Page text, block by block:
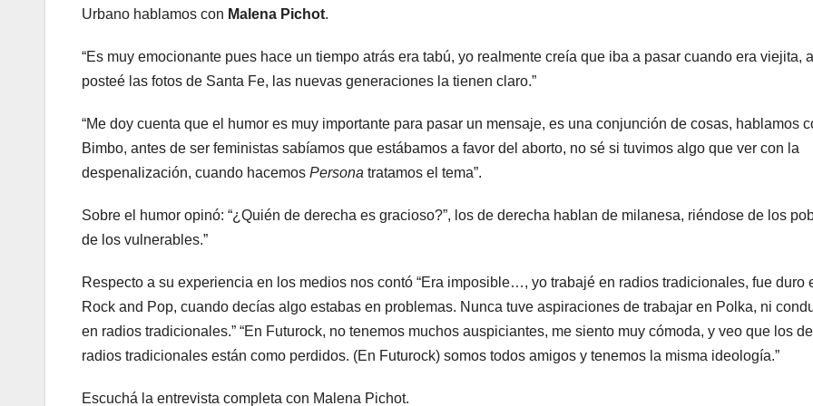
Urbano hablamos con Malena Pichot.
“Es muy emocionante pues hace un tiempo atrás era tabú, yo realmente creía que iba a pasar cuando era viejita,
posteé las fotos de Santa Fe, las nuevas generaciones la tienen claro.”
“Me doy cuenta que el humor es muy importante para pasar un mensaje, es una conjunción de cosas, hablamos
Bimbo, antes de ser feministas sabíamos que estábamos a favor del aborto, no sé si tuvimos algo que ver con la
despenalización, cuando hacemos Persona tratamos el tema”.
Sobre el humor opinó: “¿Quién de derecha es gracioso?”, los de derecha hablan de milanesa, riéndose de los
de los vulnerables.”
Respecto a su experiencia en los medios nos contó “Era imposible…, yo trabajé en radios tradicionales, fue duro
Rock and Pop, cuando decías algo estabas en problemas. Nunca tuve aspiraciones de trabajar en Polka, ni
en radios tradicionales.” “En Futurock, no tenemos muchos auspiciantes, me siento muy cómoda, y veo que los
radios tradicionales están como perdidos. (En Futurock) somos todos amigos y tenemos la misma ideología.”
Escuchá la entrevista completa con Malena Pichot.